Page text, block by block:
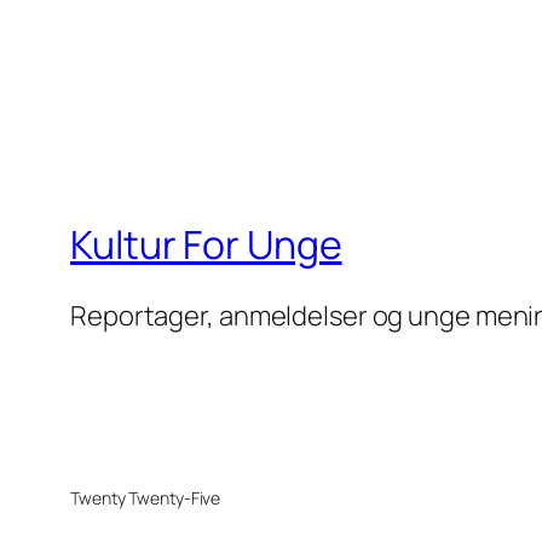
Kultur For Unge
Reportager, anmeldelser og unge
Twenty Twenty-Five